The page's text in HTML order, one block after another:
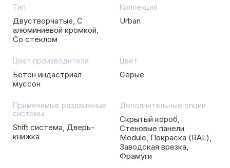
Тип
Двустворчатые, С
алюминиевой кромкой,
Со стеклом
Коллекция
Urban
Цвет производителя
Бетон индастриал
муссон
Цвет
Серые
Применимые раздвижные
системы
Shift система, Дверь-
книжка
Дополнительные опции
Скрытый короб,
Стеновые панели
Module, Покраска (RAL),
Заводская врезка,
Фрамуги